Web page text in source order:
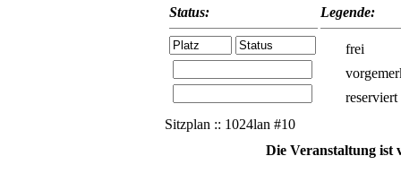
Status:
Legende:
frei
reserviert
Sitzplan :: 1024lan #10
Die Veranstaltung ist